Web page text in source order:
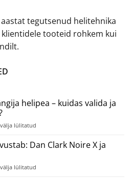
tegutsenud helitehnika
tooteid rohkem kui
helipea – kuidas valida ja
lülitatud
Dan Clark Noire X ja
lülitatud